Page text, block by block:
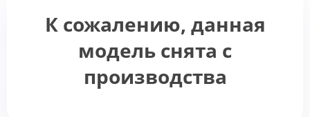
К сожалению, данная
модель снята с
производства